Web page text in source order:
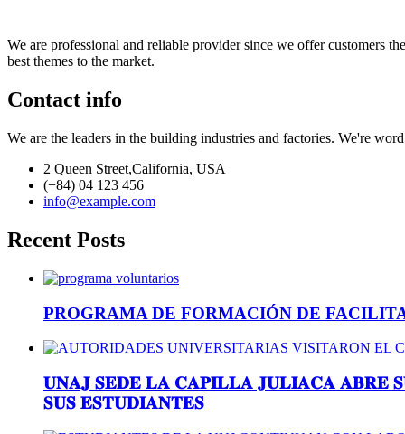
We are professional and reliable provider since we offer customers
best themes to the market.
Contact info
We are the leaders in the building industries and factories. We're
2 Queen Street,California, USA
(+84) 04 123 456
info@example.com
Recent Posts
PROGRAMA DE FORMACIÓN DE
𝐔𝐍𝐀𝐉 𝐒𝐄𝐃𝐄 𝐋𝐀 𝐂𝐀𝐏𝐈𝐋𝐋𝐀 𝐉𝐔𝐋𝐈𝐀𝐂𝐀
𝐒𝐔𝐒 𝐄𝐒𝐓𝐔𝐃𝐈𝐀𝐍𝐓𝐄𝐒